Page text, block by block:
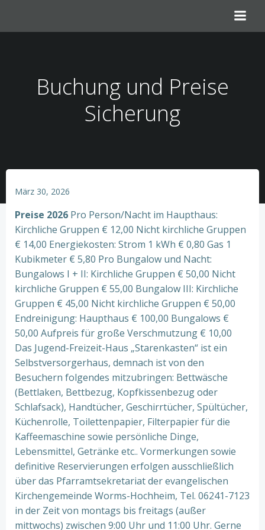
Inhalt
Buchung und Preise
Sicherung
März 30, 2026
Preise 2026 Pro Person/Nacht im Haupthaus:
Kirchliche Gruppen € 12,00 Nicht kirchliche Gruppen
€ 14,00 Energiekosten: Strom 1 kWh € 0,80 Gas 1
Kubikmeter € 5,80 Pro Bungalow und Nacht:
Bungalows I + II: Kirchliche Gruppen € 50,00 Nicht
kirchliche Gruppen € 55,00 Bungalow III: Kirchliche
Gruppen € 45,00 Nicht kirchliche Gruppen € 50,00
Endreinigung: Haupthaus € 100,00 Bungalows €
50,00 Aufpreis für große Verschmutzung € 10,00
Das Jugend-Freizeit-Haus „Starenkasten“ ist ein
Selbstversorgerhaus, demnach ist von den
Besuchern folgendes mitzubringen: Bettwäsche
(Bettlaken, Bettbezug, Kopfkissenbezug oder
Schlafsack), Handtücher, Geschirrtücher, Spültücher,
Küchenrolle, Toilettenpapier, Filterpapier für die
Kaffeemaschine sowie persönliche Dinge,
Lebensmittel, Getränke etc.. Vormerkungen sowie
definitive Reservierungen erfolgen ausschließlich
über das Pfarramtsekretariat der evangelischen
Kirchengemeinde Worms-Hochheim, Tel. 06241-7123
in der Zeit von montags bis freitags (außer
mittwochs) zwischen 9:00 Uhr und 11:00 Uhr. Gerne